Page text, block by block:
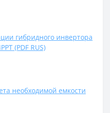
гибридного инвертора
(PDF RUS)
необходимой емкости